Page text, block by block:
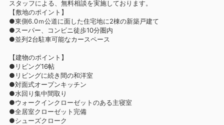
スタッフによる、無料相談を実施しております。
【敷地のポイント】
●東側6.0ｍ公道に面した住宅地に2棟の新築戸建て
●スーパー、コンビニ徒歩10分圏内
●並列2台駐車可能なカースペース
【建物のポイント】
●リビング16帖
●リビングに続き間の和洋室
●対面式オープンキッチン
●水回り集中間取り
●ウォークインクローゼットのある主寝室
●全居室クローゼット完備
●シューズクローク